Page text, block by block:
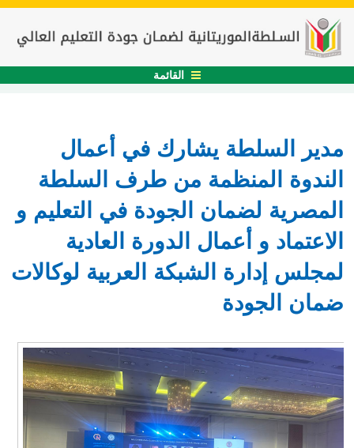
القائمة
مدير السلطة يشارك في أعمال
الندوة المنظمة من طرف السلطة
المصرية لضمان الجودة في التعليم و
الاعتماد و أعمال الدورة العادية
لمجلس إدارة الشبكة العربية لوكالات
ضمان الجودة